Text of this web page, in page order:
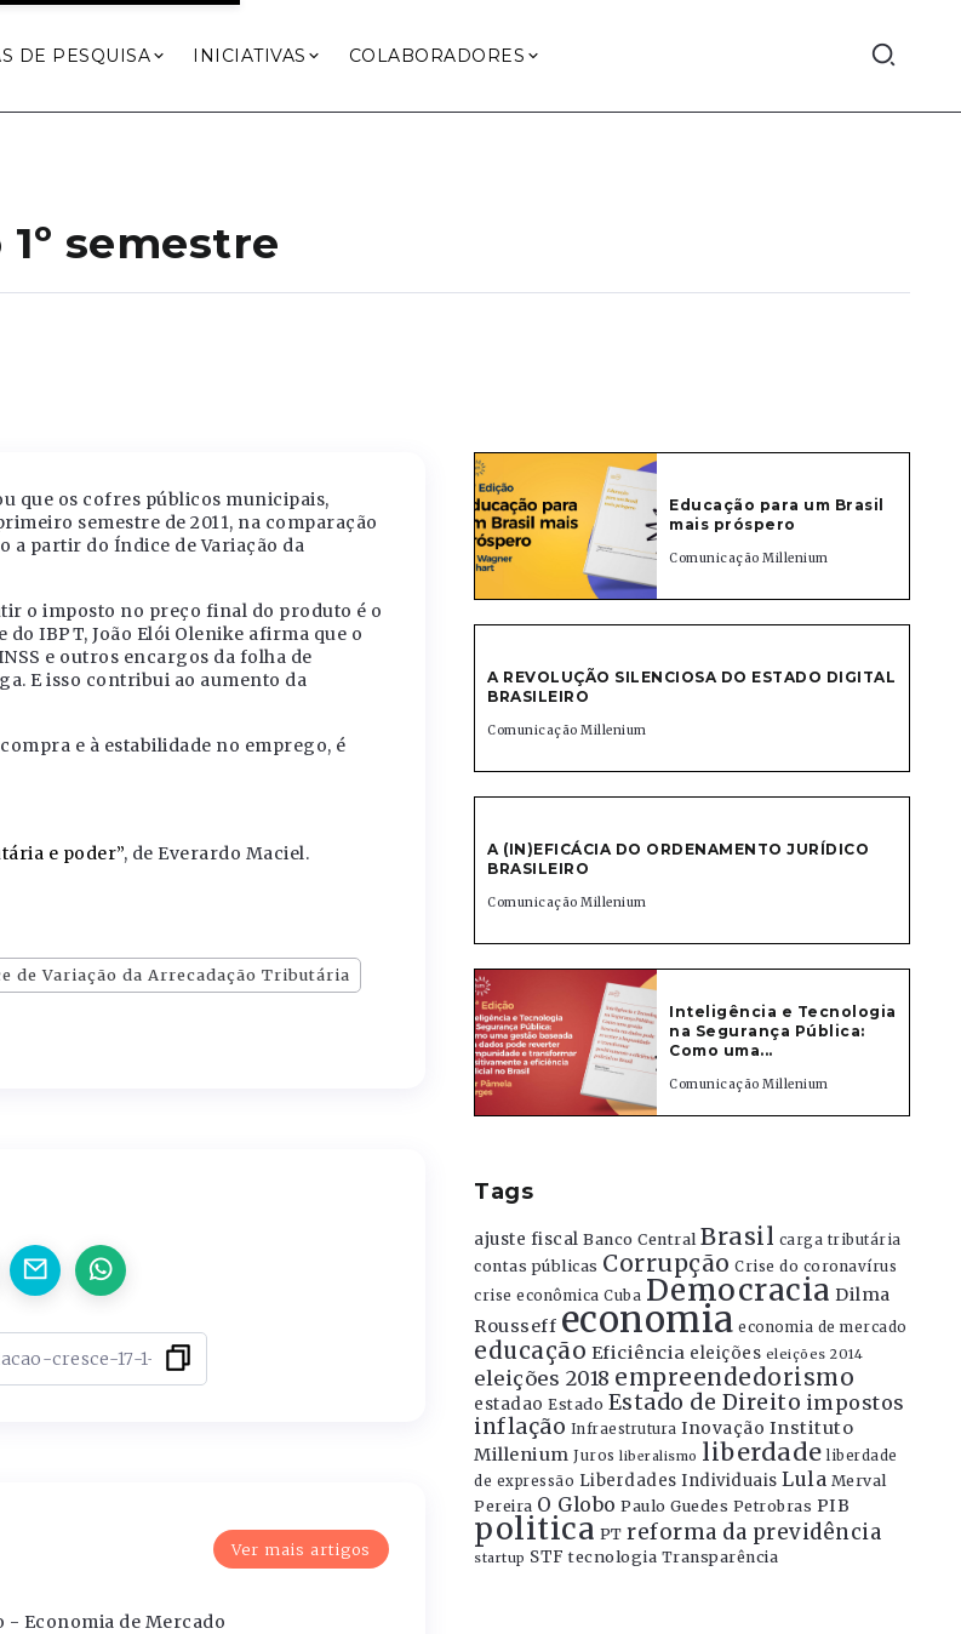
DE PESQUISA INICIATIVAS COLABORADORES
semestre
que os cofres públicos municipais,
semestre de 2011, na comparação
a partir do Índice de Variação da
o imposto no preço final do produto é o
IBPT, João Elói Olenike afirma que o
e outros encargos da folha de
E isso contribui ao aumento da
e à estabilidade no emprego, é
e poder”, de Everardo Maciel.
de Variação da Arrecadação Tributária
Ver mais artigos
- Economia de Mercado
Educação para um Brasil
mais próspero
Comunicação Millenium
A REVOLUÇÃO SILENCIOSA DO ESTADO DIGITAL
BRASILEIRO
Comunicação Millenium
A (IN)EFICÁCIA DO ORDENAMENTO JURÍDICO
BRASILEIRO
Comunicação Millenium
Inteligência e Tecnologia
na Segurança Pública:
Como uma...
Comunicação Millenium
Tags
ajuste fiscal Banco Central Brasil carga tributária
contas públicas Corrupção Crise do coronavírus
crise econômica Cuba Democracia Dilma
Rousseff economia economia de mercado
educação Eficiência eleições eleições 2014
eleições 2018 empreendedorismo
estadao Estado Estado de Direito impostos
inflação Infraestrutura Inovação Instituto
Millenium Juros liberalismo liberdade liberdade
de expressão Liberdades Individuais Lula Merval
Pereira O Globo Paulo Guedes Petrobras PIB
politica PT reforma da previdência
startup STF tecnologia Transparência